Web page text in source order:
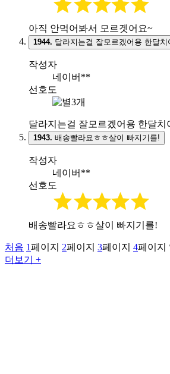
아직 안먹어봐서 모르겟어요~
1944. 달라지는걸 잘모르겠어용 한달치
작성자
네이버**
선호도
달라지는걸 잘모르겠어용 한달치
1943. 배송빨라요ㅎㅎ살이 빠지기를!
작성자
네이버**
선호도
배송빨라요ㅎㅎ살이 빠지기를!
처음 1페이지 2페이지 3페이지 4페이지
더보기 +